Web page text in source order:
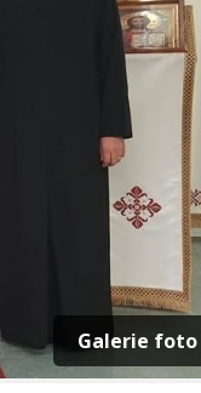
Galerie foto